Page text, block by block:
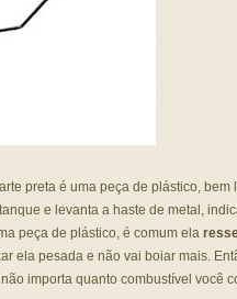
preta é uma peça de plástico, bem
e levanta a haste de metal,
peça de plástico, é comum ela
ela pesada e não vai boiar mais.
importa quanto combustível você